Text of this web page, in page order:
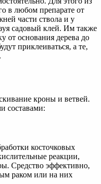
в любом препарате от
части ствола и у
садовый клей. Им также
от основания дерева до
приклеиваться, а те,
кроны и ветвей.
составами:
косточковых
реакции,
Средство эффективно,
раком или на них